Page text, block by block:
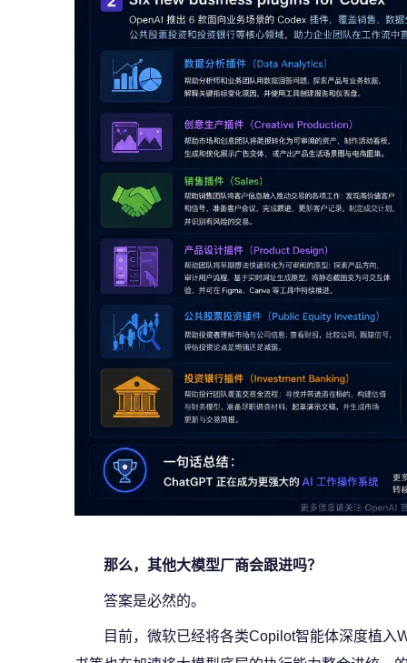
那么，其他大模型厂商会跟进吗？
答案是必然的。
目前，微软已经将各类Copilot智能体深度植